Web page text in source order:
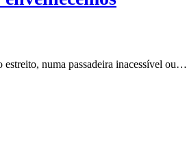
estreito, numa passadeira inacessível ou…